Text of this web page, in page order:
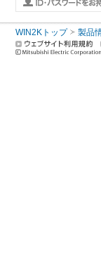
WIN2Kトップ 製品